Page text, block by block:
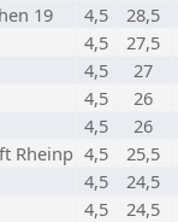
19 4,5 28,5
4,5 27,5
4,5 27
4,5 26
4,5 26
Rheinp 4,5 25,5
4,5 24,5
4,5 24,5